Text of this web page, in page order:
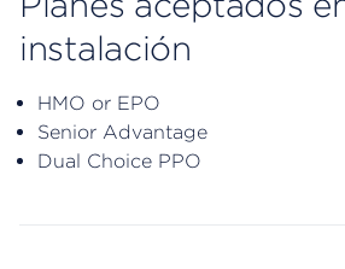
instalación
HMO or EPO
Senior Advantage
Dual Choice PPO